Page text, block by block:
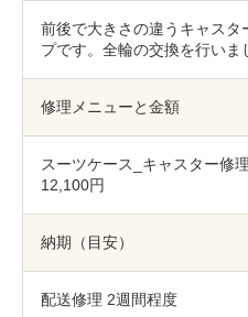
よくあるご質問
お問い合わせ
採用情報
前後で大きさの違うキャスタ
プです。全輪の交換を行いま
修理メニューと金額
スーツケース_キャスター修
12,100円
納期（目安）
配送修理 2週間程度